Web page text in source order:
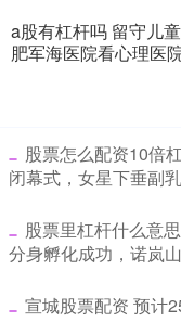
a股有杠杆吗 留守儿
肥军海医院看心理医
股票怎么配资10倍
闭幕式，女星下垂副
股票里杠杆什么意
分身孵化成功，诺岚
宣城股票配资 预计